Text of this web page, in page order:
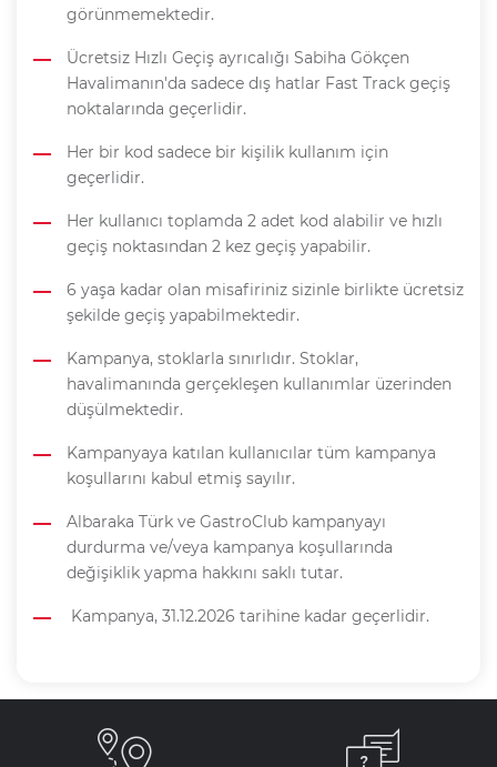
görünmemektedir.
Ücretsiz Hızlı Geçiş ayrıcalığı Sabiha Gökçen
Havalimanın'da sadece dış hatlar Fast Track geçiş
noktalarında geçerlidir.
Her bir kod sadece bir kişilik kullanım için
geçerlidir.
Her kullanıcı toplamda 2 adet kod alabilir ve hızlı
geçiş noktasından 2 kez geçiş yapabilir.
6 yaşa kadar olan misafiriniz sizinle birlikte ücretsiz
şekilde geçiş yapabilmektedir.
Kampanya, stoklarla sınırlıdır. Stoklar,
havalimanında gerçekleşen kullanımlar üzerinden
düşülmektedir.
Kampanyaya katılan kullanıcılar tüm kampanya
koşullarını kabul etmiş sayılır.
Albaraka Türk ve GastroClub kampanyayı
durdurma ve/veya kampanya koşullarında
değişiklik yapma hakkını saklı tutar.
Kampanya, 31.12.2026 tarihine kadar geçerlidir.